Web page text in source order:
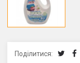
Поділитися: